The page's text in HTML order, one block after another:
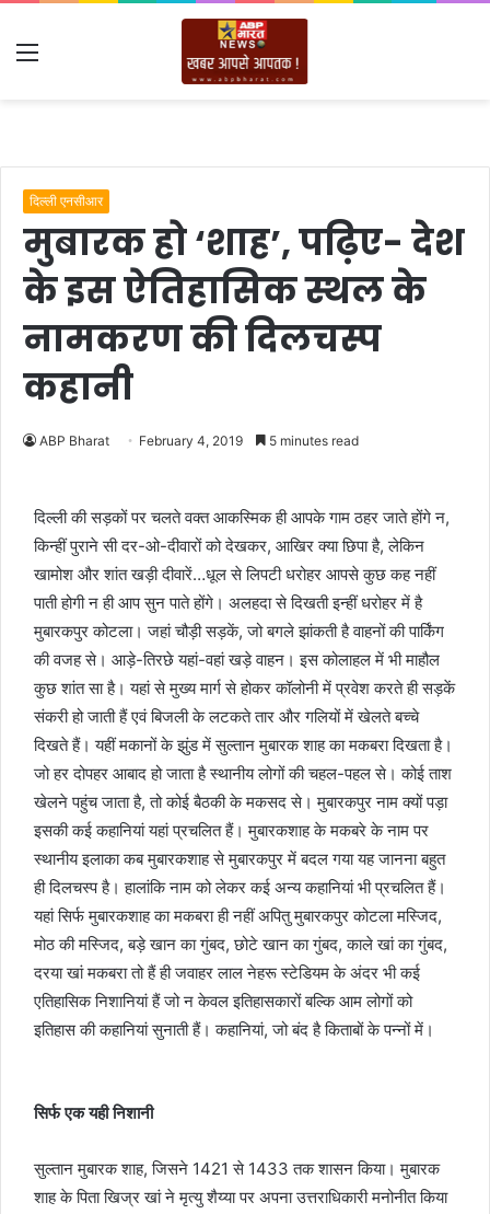
Menu
दिल्ली एनसीआर
मुबारक हो ‘शाह’, पढ़िए- देश
के इस ऐतिहासिक स्थल के
नामकरण की दिलचस्प
कहानी
ABP Bharat February 4, 2019 5 minutes read
दिल्ली की सड़कों पर चलते वक्त आकस्मिक ही आपके गाम ठहर जाते होंगे न,
किन्हीं पुराने सी दर-ओ-दीवारों को देखकर, आखिर क्या छिपा है, लेकिन
खामोश और शांत खड़ी दीवारें…धूल से लिपटी धरोहर आपसे कुछ कह नहीं
पाती होगी न ही आप सुन पाते होंगे। अलहदा से दिखती इन्हीं धरोहर में है
मुबारकपुर कोटला। जहां चौड़ी सड़कें, जो बगले झांकती है वाहनों की पार्किंग
की वजह से। आड़े-तिरछे यहां-वहां खड़े वाहन। इस कोलाहल में भी माहौल
कुछ शांत सा है। यहां से मुख्य मार्ग से होकर कॉलोनी में प्रवेश करते ही सड़कें
संकरी हो जाती हैं एवं बिजली के लटकते तार और गलियों में खेलते बच्चे
दिखते हैं। यहीं मकानों के झुंड में सुल्तान मुबारक शाह का मकबरा दिखता है।
जो हर दोपहर आबाद हो जाता है स्थानीय लोगों की चहल-पहल से। कोई ताश
खेलने पहुंच जाता है, तो कोई बैठकी के मकसद से। मुबारकपुर नाम क्यों पड़ा
इसकी कई कहानियां यहां प्रचलित हैं। मुबारकशाह के मकबरे के नाम पर
स्थानीय इलाका कब मुबारकशाह से मुबारकपुर में बदल गया यह जानना बहुत
ही दिलचस्प है। हालांकि नाम को लेकर कई अन्य कहानियां भी प्रचलित हैं।
यहां सिर्फ मुबारकशाह का मकबरा ही नहीं अपितु मुबारकपुर कोटला मस्जिद,
मोठ की मस्जिद, बड़े खान का गुंबद, छोटे खान का गुंबद, काले खां का गुंबद,
दरया खां मकबरा तो हैं ही जवाहर लाल नेहरू स्टेडियम के अंदर भी कई
एतिहासिक निशानियां हैं जो न केवल इतिहासकारों बल्कि आम लोगों को
इतिहास की कहानियां सुनाती हैं। कहानियां, जो बंद है किताबों के पन्नों में।
सिर्फ एक यही निशानी
सुल्तान मुबारक शाह, जिसने 1421 से 1433 तक शासन किया। मुबारक
शाह के पिता खिज्र खां ने मृत्यु शैय्या पर अपना उत्तराधिकारी मनोनीत किया